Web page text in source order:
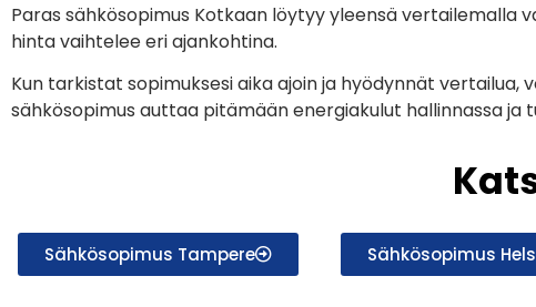
Paras sähkösopimus Kotkaan löytyy yleensä vertailemalla
hinta vaihtelee eri ajankohtina.
Kun tarkistat sopimuksesi aika ajoin ja hyödynnät
sähkösopimus auttaa pitämään energiakulut hallinnassa ja
Sähkösopimus Tampere Sähkösopimus